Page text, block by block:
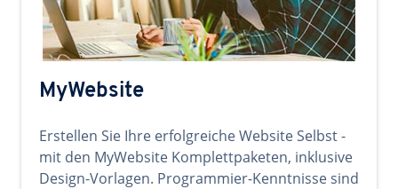
MyWebsite
Erstellen Sie Ihre erfolgreiche Website Selbst -
mit den MyWebsite Komplettpaketen, inklusive
Design-Vorlagen. Programmier-Kenntnisse sind